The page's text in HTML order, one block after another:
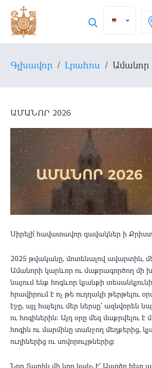
Գլխավոր / Լրահոս / Ամանոր
ԱՄԱՆՈՐ 2026
Սիրելի՛ հավատավոր զավակներ ի
2025 թվականը, մոտենալով ավարտին,
Ամանորի կարևոր ու մաքրագործող մի
նայում ենք հոգևոր կյանքի
հրավիրում է ոչ թե ուղղակի թերթելու
էջը, այլ հայելու մեր ներսը՝ ազնվորեն
ու հոգիներին։ Այդ օրը մեզ մաքրվելու է
հոգին ու մարմինը տանջող մեղքերից,
ուղիներից ու սովորույթներից։
Նոր Տարին մի նոր կանչ է՝ Աստծո հետ